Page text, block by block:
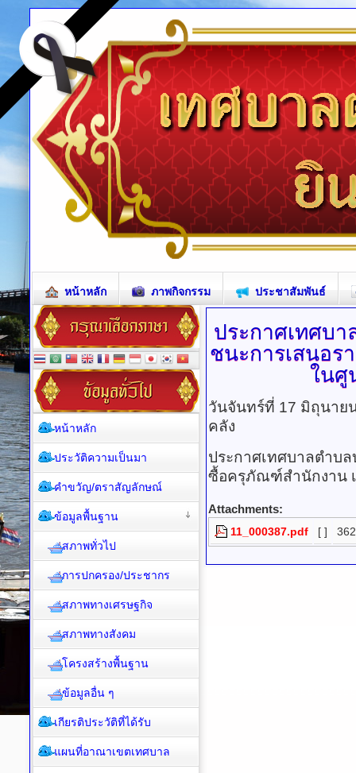
หน้าหลัก ภาพกิจกรรม ประชาสัมพันธ์
ประกาศเทศบ
ชนะการเสนอ
ในศู
วันจันทร์ที่ 17 มิถุนาย
คลัง
ประกาศเทศบาลตำบล
ซื้อครุภัณฑ์สำนักงาน
Attachments:
11_000387.pdf [ ]
หน้าหลัก
ประวัติความเป็นมา
คำขวัญ/ตราสัญลักษณ์
ข้อมูลพื้นฐาน
สภาพทั่วไป
การปกครอง/ประชากร
สภาพทางเศรษฐกิจ
สภาพทางสังคม
โครงสร้างพื้นฐาน
ข้อมูลอื่น ๆ
เกียรติประวัติที่ได้รับ
แผนที่อาณาเขตเทศบาล